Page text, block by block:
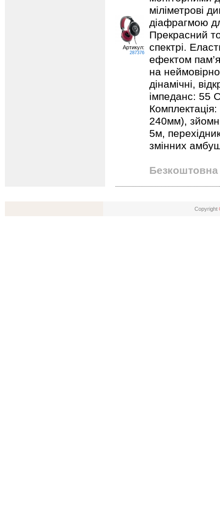
Артикул:
287376
міліметрові
діафрагмою
Прекрасний
спектрі.
ефектом
на
дінамічні,
імпеданс: 55
240мм),
5м,
змінних
Безкоштовна
Copyright